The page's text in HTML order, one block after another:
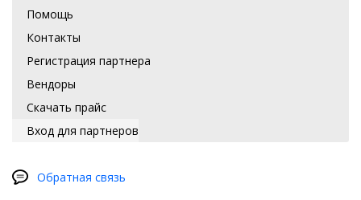
Помощь
Контакты
Регистрация партнера
Вендоры
Скачать прайс
Вход для партнеров
Обратная связь